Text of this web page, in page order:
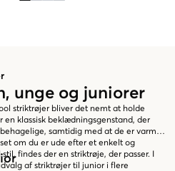
unge og juniorer
striktrøjer bliver det nemt at holde
en klassisk beklædningsgenstand, der
samtidig med at de er varme
om du er ude efter et enkelt og
findes der en striktrøje, der passer. I
af striktrøjer til junior i flere